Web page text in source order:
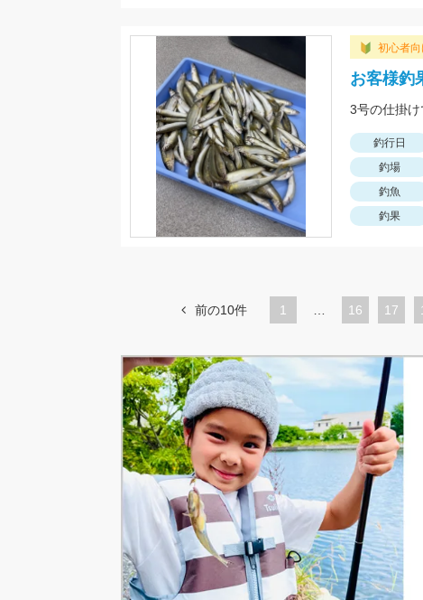
初心者向
お客様釣
釣行日
釣場
釣魚
釣果
前の10件 1
ペ
ジ
16
ペ
ジ
17